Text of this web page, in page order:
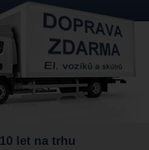
10 let na trhu